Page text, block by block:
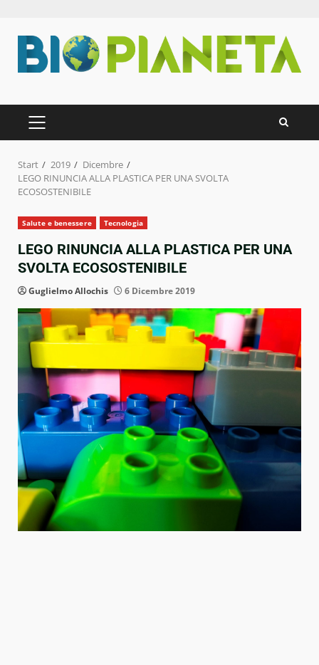
Inhalt
springen
PRIMÄRES
MENÜ
Start 2019
Dicembre
LEGO RINUNCIA ALLA PLASTICA PER UNA SVOLTA
ECOSOSTENIBILE
Salute e benessere Tecnologia
LEGO RINUNCIA ALLA PLASTICA PER UNA
SVOLTA ECOSOSTENIBILE
Guglielmo Allochis 6 Dicembre 2019